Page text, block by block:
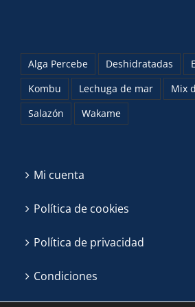
Alga Percebe Deshidratadas
Kombu
Lechuga de mar
Mix
Salazón
Wakame
Mi cuenta
Política de cookies
Política de privacidad
Condiciones